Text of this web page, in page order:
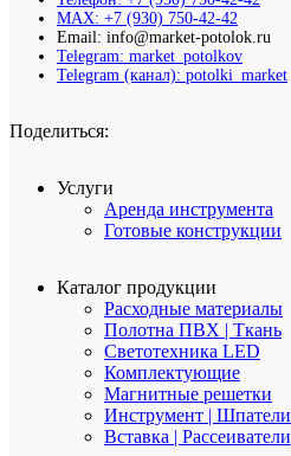
MAX: +7 (930) 750-42-42
Email: info@market-potolok.ru
Telegram: market_potolkov
Telegram (канал): potolki_market
Поделиться:
Услуги
Аренда инструмента
Готовые конструкции
Каталог продукции
Расходные материалы
Полотна ПВХ | Ткань
Светотехника LED
Комплектующие
Магнитные решетки
Инструмент | Шпатели
Вставка | Рассеиватели